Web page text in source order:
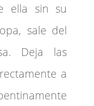
ella sin su
sale del
Deja las
a